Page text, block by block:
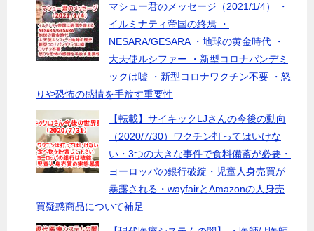
マシュー君のメッセージ（2021/1/4） ・
イルミナティ帝国の終焉 ・
NESARA/GESARA ・地球の黄金時代 ・
大天使ルシファー ・新型コロナパンデミ
ックは嘘 ・新型コロナワクチン不要 ・怒
りや恐怖の感情を手放す重要性
【転載】サイキックLJさんの今後の動向
（2020/7/30）ワクチン打ってはいけな
い・3つの大きな事件で食料備蓄が必要・
ヨーロッパの銀行破綻・児童人身売買が
暴露される・wayfairとAmazonの人身売
買疑惑商品について補足